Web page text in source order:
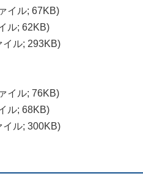
イル; 67KB)
ル; 62KB)
イル; 293KB)
イル; 76KB)
ル; 68KB)
イル; 300KB)